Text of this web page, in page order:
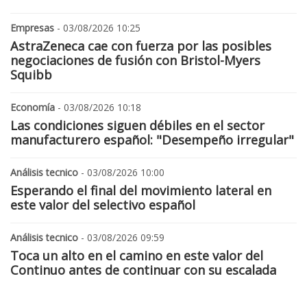
Empresas - 03/08/2026 10:25
AstraZeneca cae con fuerza por las posibles
negociaciones de fusión con Bristol-Myers
Squibb
Economía - 03/08/2026 10:18
Las condiciones siguen débiles en el sector
manufacturero español: "Desempeño irregular"
Análisis tecnico - 03/08/2026 10:00
Esperando el final del movimiento lateral en
este valor del selectivo español
Análisis tecnico - 03/08/2026 09:59
Toca un alto en el camino en este valor del
Continuo antes de continuar con su escalada